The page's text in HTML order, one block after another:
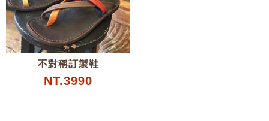
不對稱訂製鞋
NT.3990